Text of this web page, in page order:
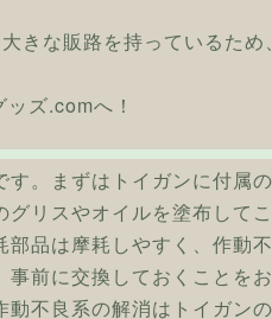
きな販路を持っているため
ズ.comへ！
。まずはトイガンに付属
リスやオイルを塗布して
品は摩耗しやすく、作動
前に交換しておくことをお
不良系の解消はトイガン